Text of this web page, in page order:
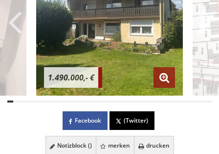
1.490.000,- €
Facebook (Twitter)
Notizblock () merken drucken